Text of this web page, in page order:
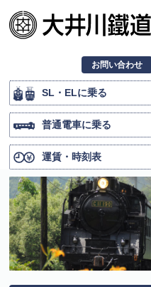
お問い合わせ
SL・ELに乗る
普通電車に乗る
運賃・時刻表